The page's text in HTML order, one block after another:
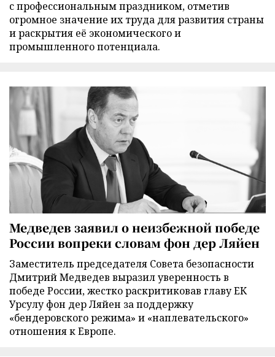
с профессиональным праздником, отметив
огромное значение их труда для развития страны
и раскрытия её экономического и
промышленного потенциала.
Медведев заявил о неизбежной победе
России вопреки словам фон дер Ляйен
Заместитель председателя Совета безопасности
Дмитрий Медведев выразил уверенность в
победе России, жестко раскритиковав главу ЕК
Урсулу фон дер Ляйен за поддержку
«бендеровского режима» и «наплевательского»
отношения к Европе.